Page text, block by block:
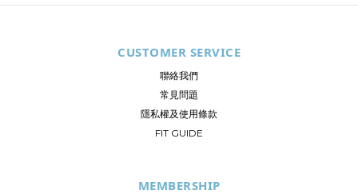
CUSTOMER SERVICE
聯絡我們
常見問題
隱私權及使用條款
FIT GUIDE
MEMBERSHIP